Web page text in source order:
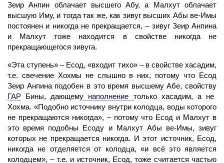
Зеир Анпин облачает высшего Абу, а Малхут облачает
высшую Иму, и тогда так же, как зивуг высших Абы ве-Имы
постоянен и никогда не прекращается, – зивуг Зеир Анпина
и Малхут тоже находится в свойстве никогда не
прекращающегося зивуга.
«Эта ступень» – Есод, «входит тихо» – в свойстве хасадим,
т.е. свечение Хохмы не слышно в них, потому что Есод
Зеир Анпина подобен в это время высшему Абе, свойству
ГАР Бины, дающему наполнение только хасадим, а не
Хохма. «Подобно источнику внутри колодца, воды которого
не прекращаются никогда», – потому что Есод и Малхут в
это время подобны Есоду и Малхут Абы ве-Имы, зивуг
которых не прекращается никогда. И этот источник, Есод,
никогда не отделяется от колодца, «и всё это является
колодцем», – т.е. и источник, Есод, тоже считается частью